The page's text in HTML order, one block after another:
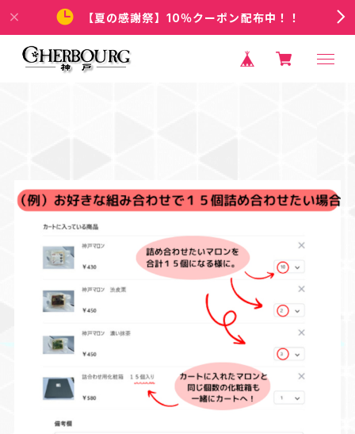
【夏の感謝祭】10％クーポン配布中！！